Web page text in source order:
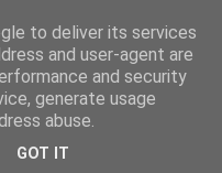
to deliver its services
and user-agent are
and security
generate usage
abuse.
GOT IT